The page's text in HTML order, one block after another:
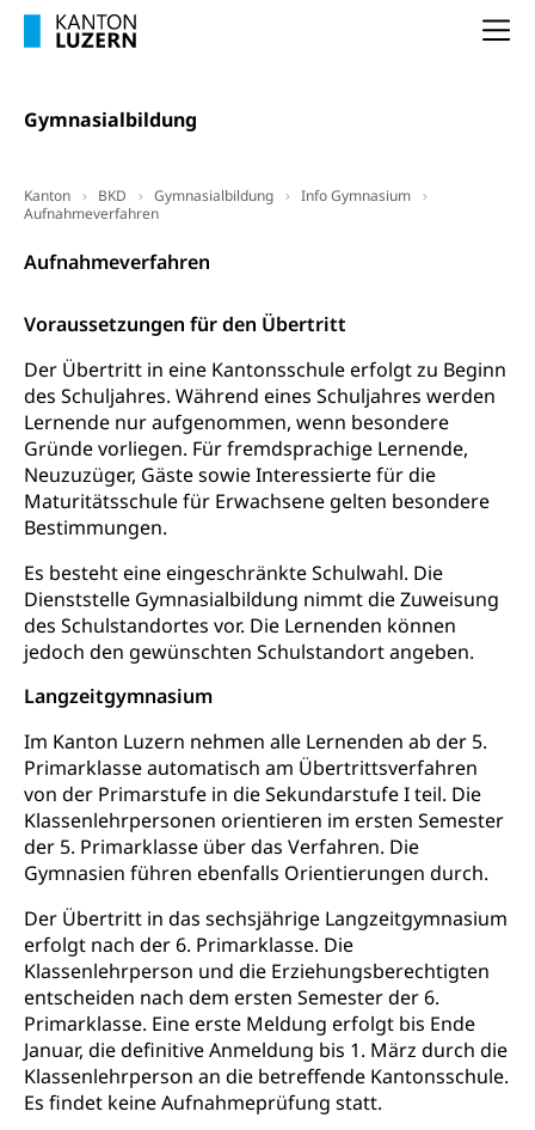
Gymnasialbildung
Kanton BKD Gymnasialbildung
Info Gymnasium
Aufnahmeverfahren
Aufnahmeverfahren
Voraussetzungen für den Übertritt
Der Übertritt in eine Kantonsschule erfolgt zu Beginn
des Schuljahres. Während eines Schuljahres werden
Lernende nur aufgenommen, wenn besondere
Gründe vorliegen. Für fremdsprachige Lernende,
Neuzuzüger, Gäste sowie Interessierte für die
Maturitätsschule für Erwachsene gelten besondere
Bestimmungen.
Es besteht eine eingeschränkte Schulwahl. Die
Dienststelle Gymnasialbildung nimmt die Zuweisung
des Schulstandortes vor. Die Lernenden können
jedoch den gewünschten Schulstandort angeben.
Langzeitgymnasium
Im Kanton Luzern nehmen alle Lernenden ab der 5.
Primarklasse automatisch am Übertrittsverfahren
von der Primarstufe in die Sekundarstufe I teil. Die
Klassenlehrpersonen orientieren im ersten Semester
der 5. Primarklasse über das Verfahren. Die
Gymnasien führen ebenfalls Orientierungen durch.
Der Übertritt in das sechsjährige Langzeitgymnasium
erfolgt nach der 6. Primarklasse. Die
Klassenlehrperson und die Erziehungsberechtigten
entscheiden nach dem ersten Semester der 6.
Primarklasse. Eine erste Meldung erfolgt bis Ende
Januar, die definitive Anmeldung bis 1. März durch die
Klassenlehrperson an die betreffende Kantonsschule.
Es findet keine Aufnahmeprüfung statt.
Heilpädagogische Schulen
Kindergarten, Kinderkrippe, Krippe, Kinderhort,
Kinderbetreuung
Kindergarten & Basisstufe
Gesundheit und Soziales
Konsumentenorganisation, parallele Einfuhr,
internationale Erschöpfung, Preisabsprache, Kartell,
Cassis-deDijon-Prinzip
Lebensmittelkontrolle und
Verbraucherschutz
Krankenversicherung
Unfallversicherung, Berufsunfallversicherung,
Krankheit, Unfall, Prämienverbilligung,
Krankenkasse
Krankenversicherung (WAS Luzern)
Prämienverbilligung (WAS Luzern)
Obligatorische Krankenversicherung (WAS
Kranken- und Unfallversicherung
Lebensmittelsicherheit
sichere Lebensmittel, Lebensmittelkontrolle,
Lebensmittelhygiene, Produktesicherheit
Trinkwasser
Lebensmittel
Prävention
Gesundheitsvorsorge, Wellness, Unfallverhütung,
Suchtprävention, Alkoholprävention,
Tabakprävention, Primärprävention,
Sekundärprävention, Tertiärprävention
Darmkrebsvorsorge
Gesundheitsförderung
Prävention (Polizei)
Suchtprävention
Gesundheitsversorgung
Soziale Sicherheit
Arbeitslosenversicherung,
Mutterschaftsversicherung, Krankenversicherung,
Unfallversicherung, Invalidenversicherung,
Sozialhilfe
Kranken- und Unfallversicherung
(gruezi.lu.ch)
Krankenversicherung (WAS Luzern)
Sucht und Drogen
Drogenabhängigkeit, Drogensucht,
Medikamentenabhängigkeit,